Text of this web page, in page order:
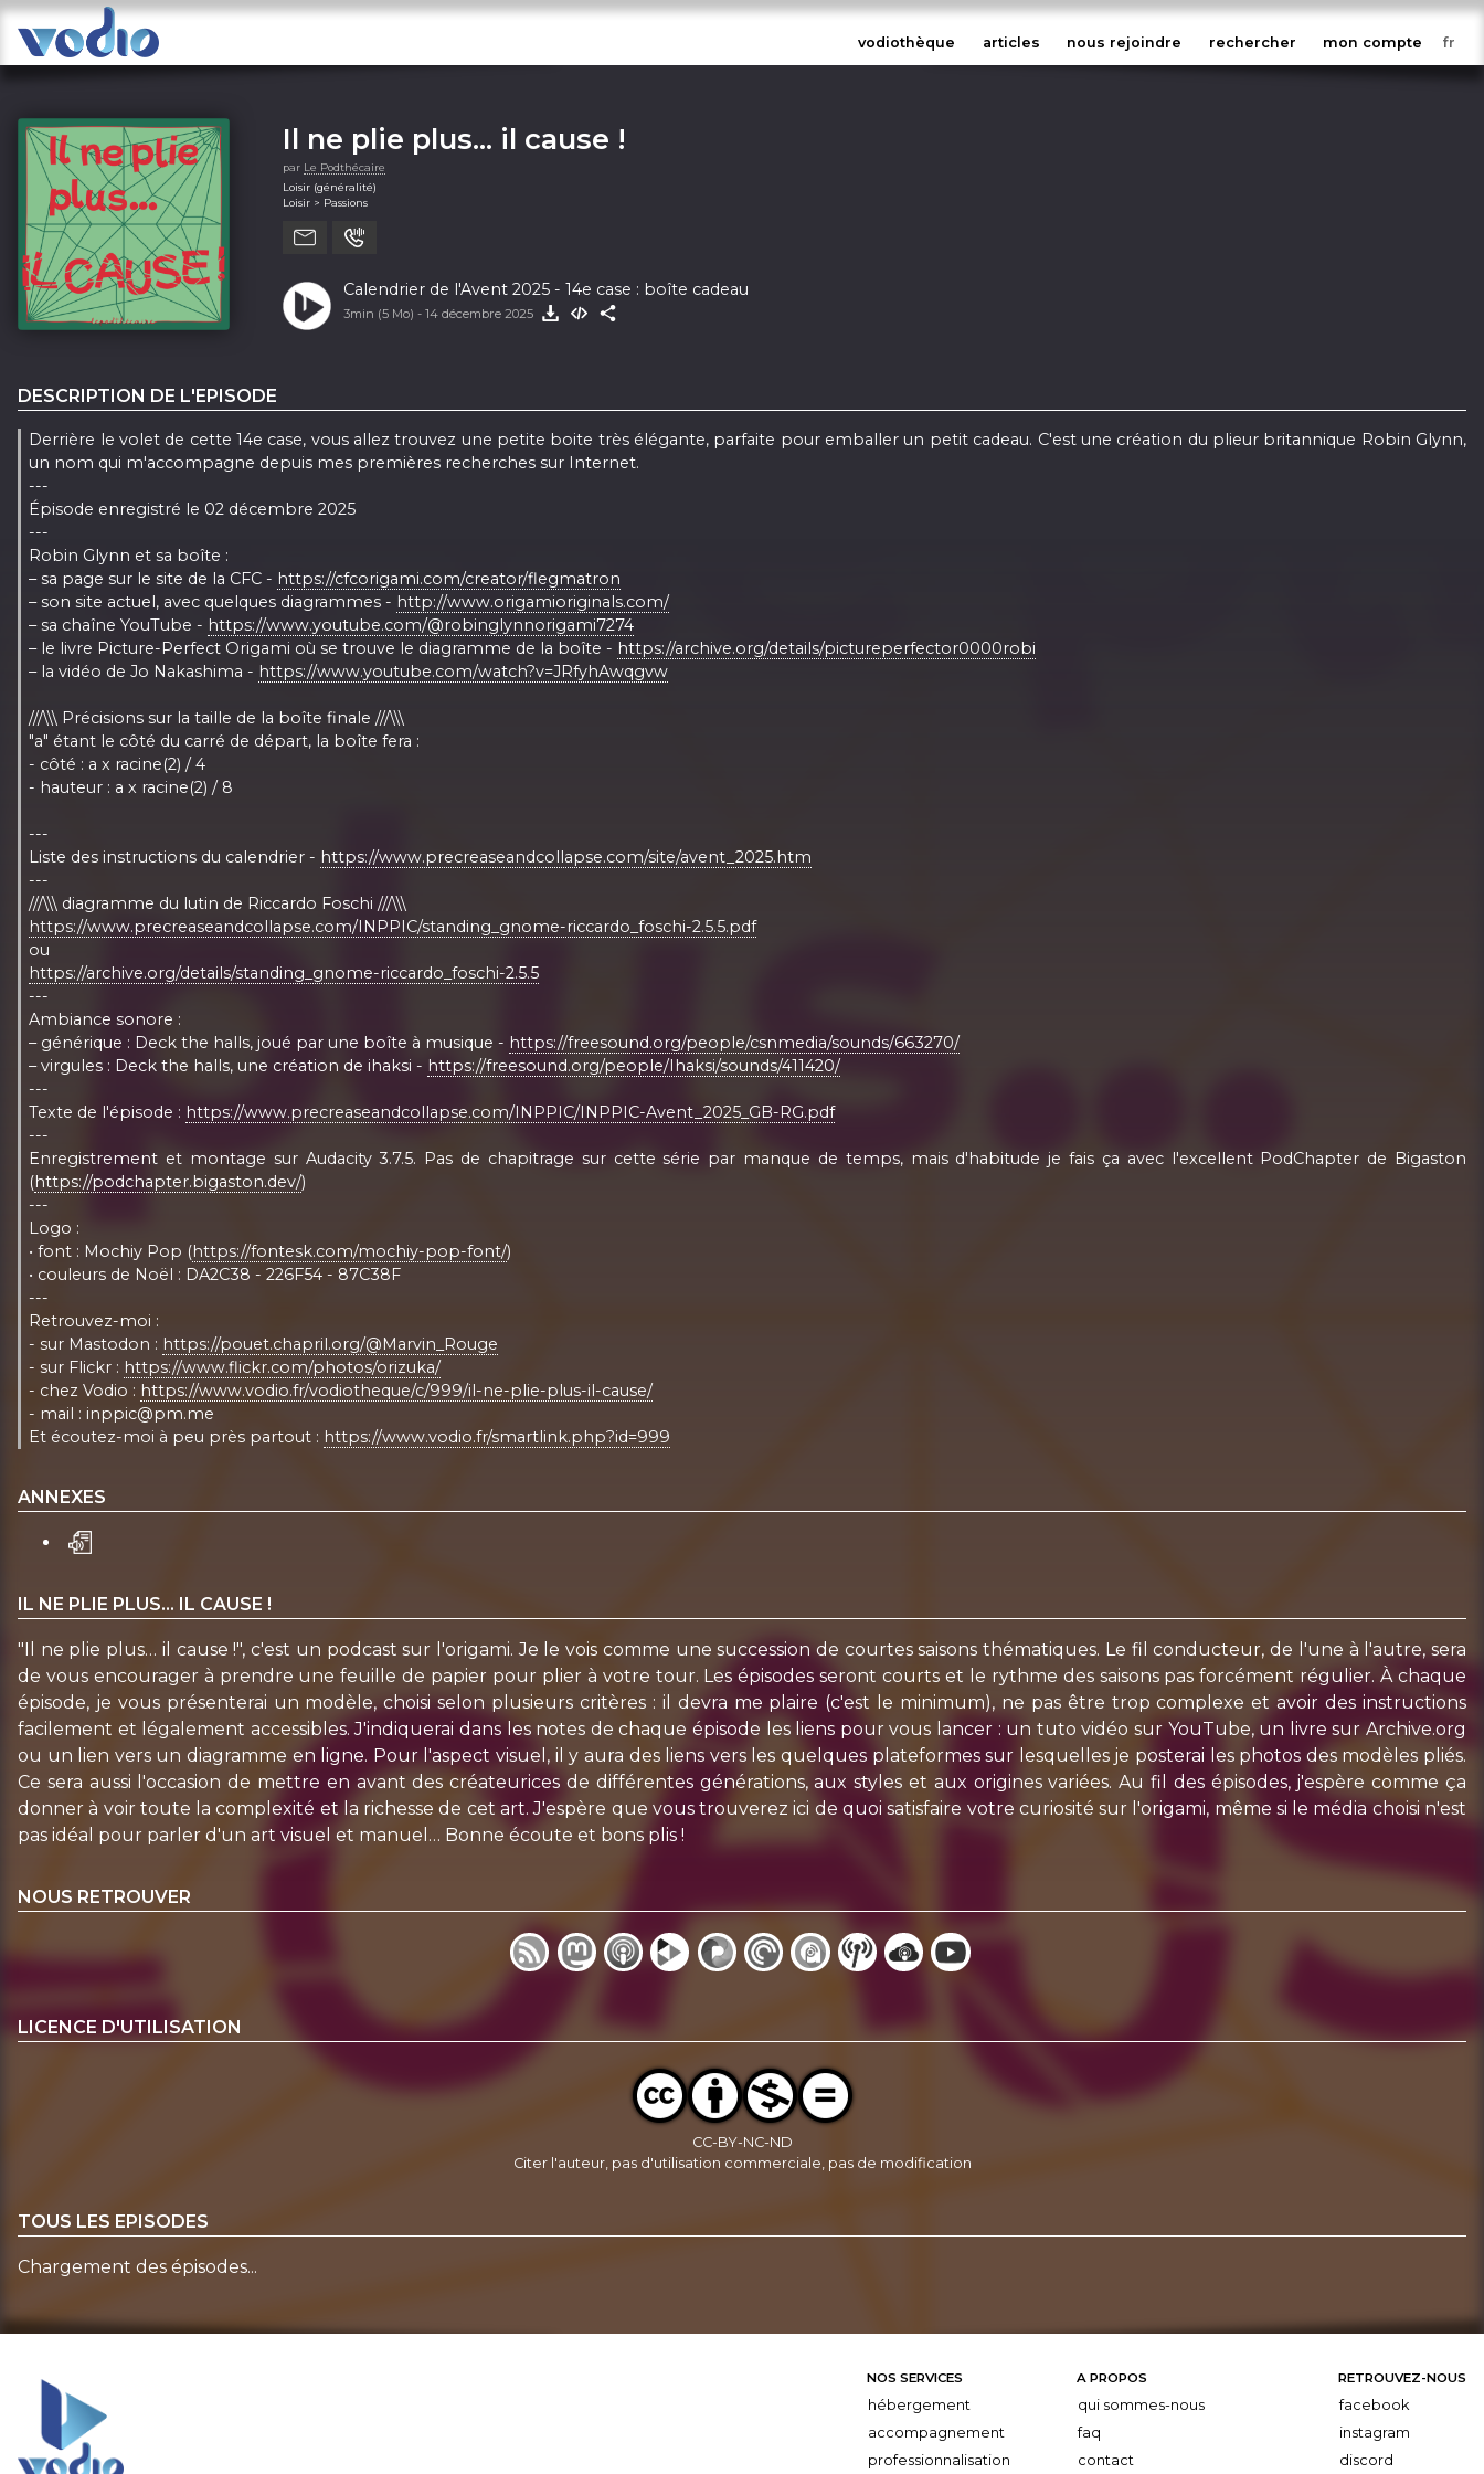
vodiothèque articles nous rejoindre rechercher mon compte
Il ne plie plus… il cause !
par Le Podthécaire
Loisir (généralité)
Loisir > Passions
Calendrier de l'Avent 2025 - 14e case : boîte cadeau
3min (5 Mo) - 14 décembre 2025
DESCRIPTION DE L'EPISODE
Derrière le volet de cette 14e case, vous allez trouvez une petite boite très élégante, parfaite pour emballer un petit cadeau. C'est une création du plieur britannique Robin Glynn,
un nom qui m'accompagne depuis mes premières recherches sur Internet.
---
Épisode enregistré le 02 décembre 2025
---
Robin Glynn et sa boîte :
– sa page sur le site de la CFC - https://cfcorigami.com/creator/flegmatron
– son site actuel, avec quelques diagrammes - http://www.origamioriginals.com/
– sa chaîne YouTube - https://www.youtube.com/@robinglynnorigami7274
– le livre Picture-Perfect Origami où se trouve le diagramme de la boîte - https://archive.org/details/pictureperfector0000robi
– la vidéo de Jo Nakashima - https://www.youtube.com/watch?v=JRfyhAwqgvw
///\\\ Précisions sur la taille de la boîte finale ///\\\
"a" étant le côté du carré de départ, la boîte fera :
- côté : a x racine(2) / 4
- hauteur : a x racine(2) / 8
---
Liste des instructions du calendrier - https://www.precreaseandcollapse.com/site/avent_2025.htm
---
///\\\ diagramme du lutin de Riccardo Foschi ///\\\
https://www.precreaseandcollapse.com/INPPIC/standing_gnome-riccardo_foschi-2.5.5.pdf
ou
https://archive.org/details/standing_gnome-riccardo_foschi-2.5.5
---
Ambiance sonore :
– générique : Deck the halls, joué par une boîte à musique - https://freesound.org/people/csnmedia/sounds/663270/
– virgules : Deck the halls, une création de ihaksi - https://freesound.org/people/Ihaksi/sounds/411420/
---
Texte de l'épisode : https://www.precreaseandcollapse.com/INPPIC/INPPIC-Avent_2025_GB-RG.pdf
---
Enregistrement et montage sur Audacity 3.7.5. Pas de chapitrage sur cette série par manque de temps, mais d'habitude je fais ça avec l'excellent PodChapter de Bigaston
(https://podchapter.bigaston.dev/)
---
Logo :
• font : Mochiy Pop (https://fontesk.com/mochiy-pop-font/)
• couleurs de Noël : DA2C38 - 226F54 - 87C38F
---
Retrouvez-moi :
- sur Mastodon : https://pouet.chapril.org/@Marvin_Rouge
- sur Flickr : https://www.flickr.com/photos/orizuka/
- chez Vodio : https://www.vodio.fr/vodiotheque/c/999/il-ne-plie-plus-il-cause/
- mail : inppic@pm.me
Et écoutez-moi à peu près partout : https://www.vodio.fr/smartlink.php?id=999
ANNEXES
IL NE PLIE PLUS… IL CAUSE !
"Il ne plie plus… il cause !", c'est un podcast sur l'origami. Je le vois comme une succession de courtes saisons thématiques. Le fil conducteur, de l'une à l'autre, sera
de vous encourager à prendre une feuille de papier pour plier à votre tour. Les épisodes seront courts et le rythme des saisons pas forcément régulier. À chaque
épisode, je vous présenterai un modèle, choisi selon plusieurs critères : il devra me plaire (c'est le minimum), ne pas être trop complexe et avoir des instructions
facilement et légalement accessibles. J'indiquerai dans les notes de chaque épisode les liens pour vous lancer : un tuto vidéo sur YouTube, un livre sur Archive.org
ou un lien vers un diagramme en ligne. Pour l'aspect visuel, il y aura des liens vers les quelques plateformes sur lesquelles je posterai les photos des modèles pliés.
Ce sera aussi l'occasion de mettre en avant des créateurices de différentes générations, aux styles et aux origines variées. Au fil des épisodes, j'espère comme ça
donner à voir toute la complexité et la richesse de cet art. J'espère que vous trouverez ici de quoi satisfaire votre curiosité sur l'origami, même si le média choisi n'est
pas idéal pour parler d'un art visuel et manuel… Bonne écoute et bons plis !
NOUS RETROUVER
LICENCE D'UTILISATION
CC-BY-NC-ND
Citer l'auteur, pas d'utilisation commerciale, pas de modification
TOUS LES EPISODES
Chargement des épisodes...
NOS SERVICES
hébergement
accompagnement
professionnalisation
A PROPOS
qui sommes-nous
faq
contact
RETROUVEZ-NOUS
facebook
instagram
discord